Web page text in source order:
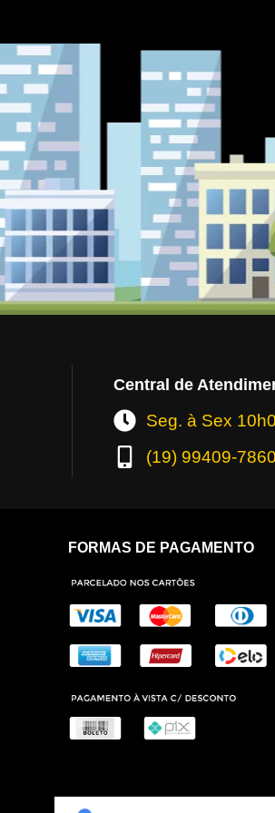
Central de
Seg. à Sex
(19) 99409-
FORMAS DE PAGAMENTO